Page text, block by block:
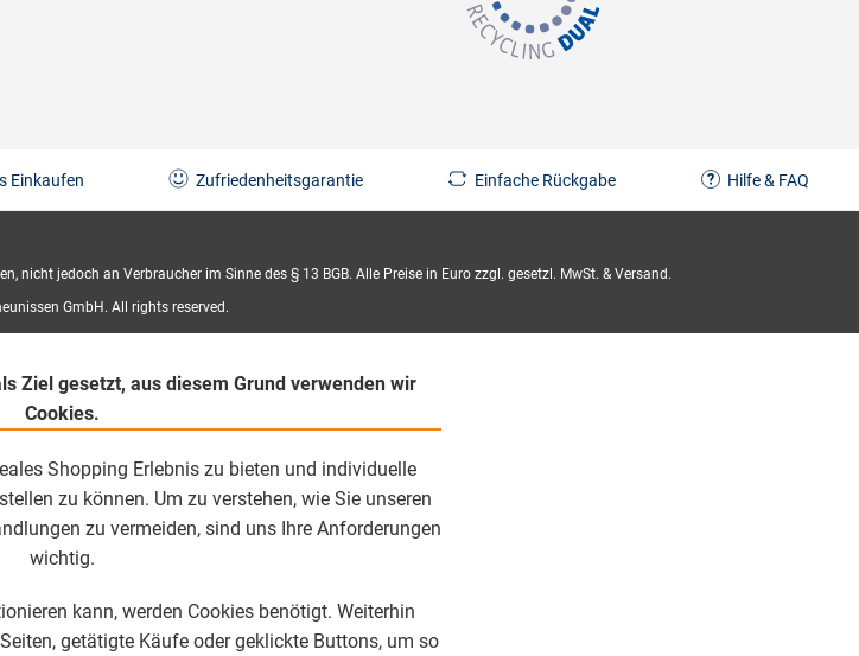
Einkaufen Zufriedenheitsgarantie Einfache Rückgabe Hilfe & FAQ
nicht jedoch an Verbraucher im Sinne des § 13 BGB. Alle Preise in Euro zzgl. gesetzl. MwSt. & Versand.
GmbH. All rights reserved.
Ziel gesetzt, aus diesem Grund verwenden wir
Cookies.
Shopping Erlebnis zu bieten und individuelle
zu können. Um zu verstehen, wie Sie unseren
zu vermeiden, sind uns Ihre Anforderungen
wichtig.
kann, werden Cookies benötigt. Weiterhin
getätigte Käufe oder geklickte Buttons, um so